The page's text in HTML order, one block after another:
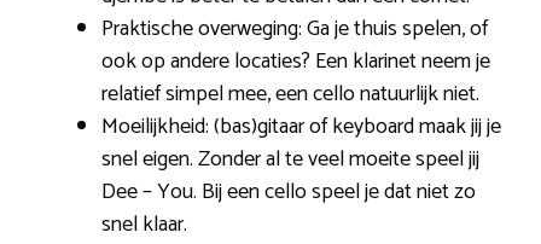
Praktische overweging: Ga je thuis spelen, of
ook op andere locaties? Een klarinet neem je
relatief simpel mee, een cello natuurlijk niet.
Moeilijkheid: (bas)gitaar of keyboard maak jij je
snel eigen. Zonder al te veel moeite speel jij
Dee – You. Bij een cello speel je dat niet zo
snel klaar.